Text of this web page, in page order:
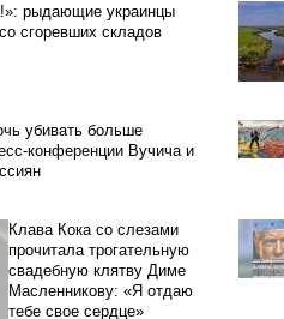
рыдающие украинцы
сгоревших складов
убивать больше
конференции Вучича и
Клава Кока со слезами
прочитала трогательную
свадебную клятву Диме
Масленникову: «Я отдаю
тебе свое сердце»